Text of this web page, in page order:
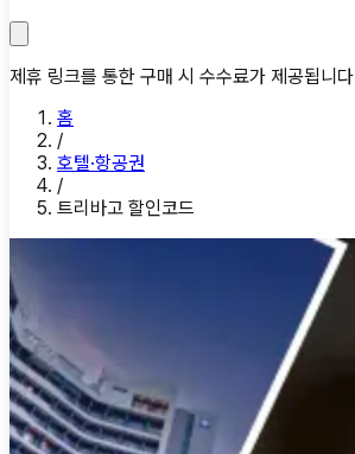
제휴 링크를 통한 구매 시 수수료가 제공됩니다
홈
/
호텔·항공권
/
트리바고 할인코드